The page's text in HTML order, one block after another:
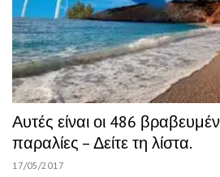
Αυτές είναι οι 486
παραλίες – Δείτε τη λίστα.
17/05/2017